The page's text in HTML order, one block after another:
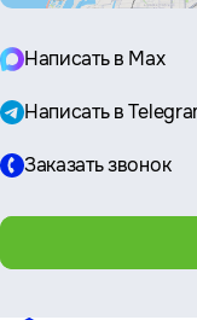
Написать в Max
Написать в
Заказать звонок